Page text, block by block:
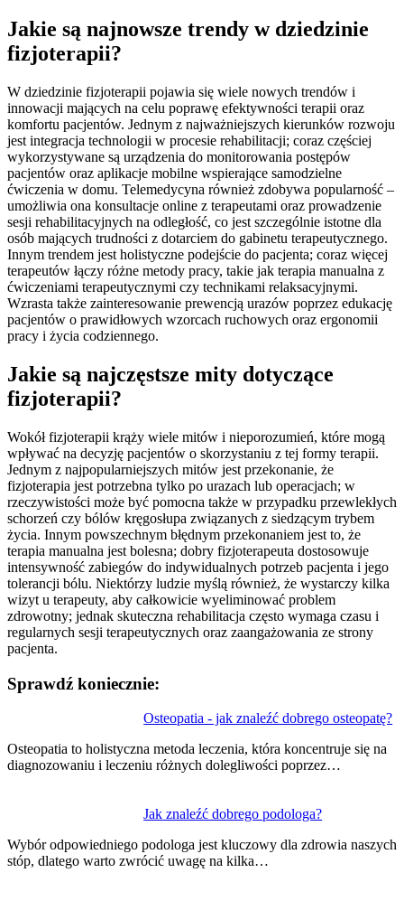
Jakie są najnowsze trendy w dziedzinie
fizjoterapii?
W dziedzinie fizjoterapii pojawia się wiele nowych trendów i
innowacji mających na celu poprawę efektywności terapii oraz
komfortu pacjentów. Jednym z najważniejszych kierunków rozwoju
jest integracja technologii w procesie rehabilitacji; coraz częściej
wykorzystywane są urządzenia do monitorowania postępów
pacjentów oraz aplikacje mobilne wspierające samodzielne
ćwiczenia w domu. Telemedycyna również zdobywa popularność –
umożliwia ona konsultacje online z terapeutami oraz prowadzenie
sesji rehabilitacyjnych na odległość, co jest szczególnie istotne dla
osób mających trudności z dotarciem do gabinetu terapeutycznego.
Innym trendem jest holistyczne podejście do pacjenta; coraz więcej
terapeutów łączy różne metody pracy, takie jak terapia manualna z
ćwiczeniami terapeutycznymi czy technikami relaksacyjnymi.
Wzrasta także zainteresowanie prewencją urazów poprzez edukację
pacjentów o prawidłowych wzorcach ruchowych oraz ergonomii
pracy i życia codziennego.
Jakie są najczęstsze mity dotyczące
fizjoterapii?
Wokół fizjoterapii krąży wiele mitów i nieporozumień, które mogą
wpływać na decyzję pacjentów o skorzystaniu z tej formy terapii.
Jednym z najpopularniejszych mitów jest przekonanie, że
fizjoterapia jest potrzebna tylko po urazach lub operacjach; w
rzeczywistości może być pomocna także w przypadku przewlekłych
schorzeń czy bólów kręgosłupa związanych z siedzącym trybem
życia. Innym powszechnym błędnym przekonaniem jest to, że
terapia manualna jest bolesna; dobry fizjoterapeuta dostosowuje
intensywność zabiegów do indywidualnych potrzeb pacjenta i jego
tolerancji bólu. Niektórzy ludzie myślą również, że wystarczy kilka
wizyt u terapeuty, aby całkowicie wyeliminować problem
zdrowotny; jednak skuteczna rehabilitacja często wymaga czasu i
regularnych sesji terapeutycznych oraz zaangażowania ze strony
pacjenta.
Sprawdź koniecznie:
Osteopatia - jak znaleźć dobrego osteopatę?
Osteopatia to holistyczna metoda leczenia, która koncentruje się na
diagnozowaniu i leczeniu różnych dolegliwości poprzez…
Jak znaleźć dobrego podologa?
Wybór odpowiedniego podologa jest kluczowy dla zdrowia naszych
stóp, dlatego warto zwrócić uwagę na kilka…
wpisu